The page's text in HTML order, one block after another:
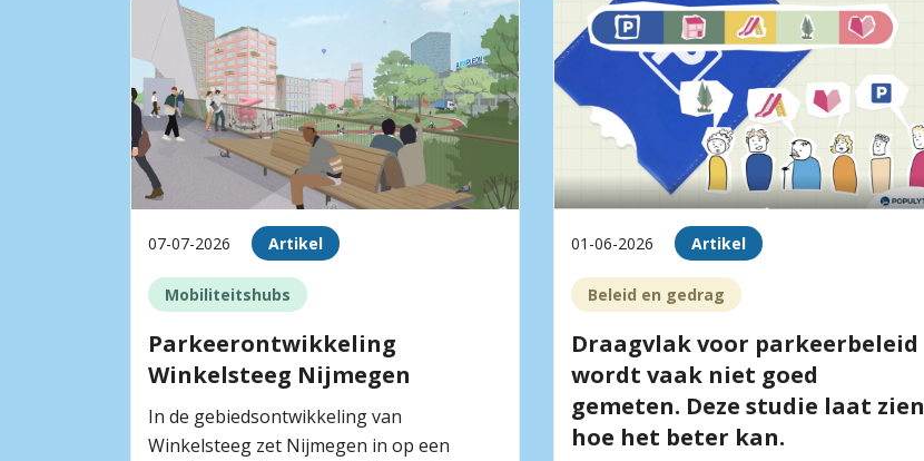
07-07-2026 Artikel
Mobiliteitshubs
Parkeerontwikkeling
Winkelsteeg Nijmegen
In de gebiedsontwikkeling van
Winkelsteeg zet Nijmegen in op een
01-06-2026 Artikel
Beleid en gedrag
Draagvlak voor parkeerbeleid
wordt vaak niet goed
gemeten. Deze studie laat zien
hoe het beter kan.